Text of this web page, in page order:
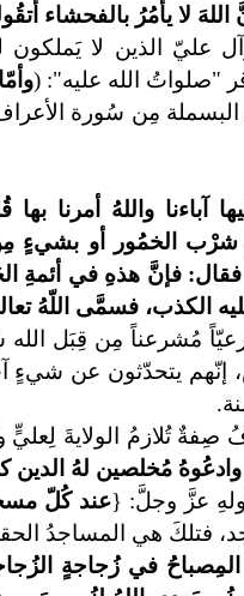
اللهَ لا يأمُرُ بالفحشاء
الذين لا يَملكون
"صلواتُ الله عليه": (
واللهُ أمرنا
أو شرْب الخمُور أو
فقال: فإنَّ هذهِ في أئمةِ
عليه الكذب، فسمَّى اللّهُ
مُشرعناً مِن قِبَل
إنّهم يتحدّثون عن
صِفةٌ تُلازمُ الولايةَ
مُخلصين لهُ الدين
عزَّ وجلَّ: {عند كُلّ
فتلكَ هي المساجدُ
في زُجاجةٍ